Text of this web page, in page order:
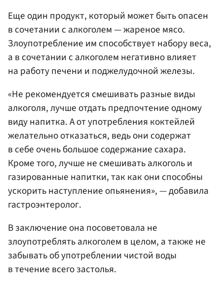
Еще один продукт, который может быть опасен
в сочетании с алкоголем — жареное мясо.
Злоупотребление им способствует набору веса,
а в сочетании с алкоголем негативно влияет
на работу печени и поджелудочной железы.
«Не рекомендуется смешивать разные виды
алкоголя, лучше отдать предпочтение одному
виду напитка. А от употребления коктейлей
желательно отказаться, ведь они содержат
в себе очень большое содержание сахара.
Кроме того, лучше не смешивать алкоголь и
газированные напитки, так как они способны
ускорить наступление опьянения», — добавила
гастроэнтеролог.
В заключение она посоветовала не
злоупотреблять алкоголем в целом, а также не
забывать об употреблении чистой воды
в течение всего застолья.